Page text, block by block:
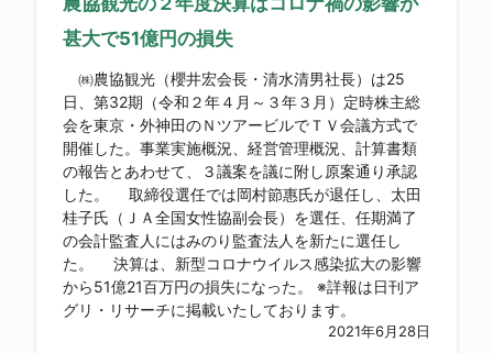
甚大で51億円の損失
㈱農協観光（櫻井宏会長・清水清男社長）は25
日、第32期（令和２年４月～３年３月）定時株主総
会を東京・外神田のＮツアービルでＴＶ会議方式で
開催した。事業実施概況、経営管理概況、計算書類
の報告とあわせて、３議案を議に附し原案通り承認
した。 取締役選任では岡村節惠氏が退任し、太田
桂子氏（ＪＡ全国女性協副会長）を選任、任期満了
の会計監査人にはみのり監査法人を新たに選任し
た。 決算は、新型コロナウイルス感染拡大の影響
から51億21百万円の損失になった。 ※詳報は日刊ア
グリ・リサーチに掲載いたしております。
2021年6月28日